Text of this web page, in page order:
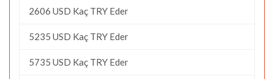
2606 USD Kaç TRY Eder
5235 USD Kaç TRY Eder
5735 USD Kaç TRY Eder